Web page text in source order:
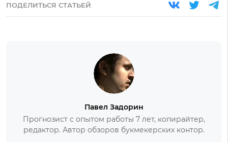
ПОДЕЛИТЬСЯ СТАТЬЕЙ
Павел Задорин
Прогнозист с опытом работы 7 лет, копирайтер,
редактор. Автор обзоров букмекерских контор.